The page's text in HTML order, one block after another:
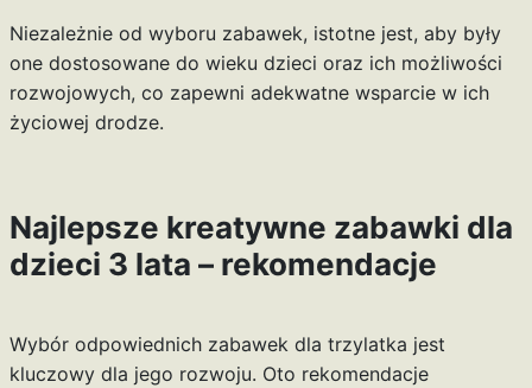
Niezależnie od wyboru zabawek, istotne jest, aby były
one dostosowane do wieku dzieci oraz ich możliwości
rozwojowych, co zapewni adekwatne wsparcie w ich
życiowej drodze.
Najlepsze kreatywne zabawki dla
dzieci 3 lata – rekomendacje
Wybór odpowiednich zabawek dla trzylatka jest
kluczowy dla jego rozwoju. Oto rekomendacje